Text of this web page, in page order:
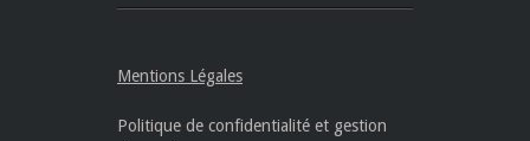
Mentions Légales
Politique de confidentialité et gestion